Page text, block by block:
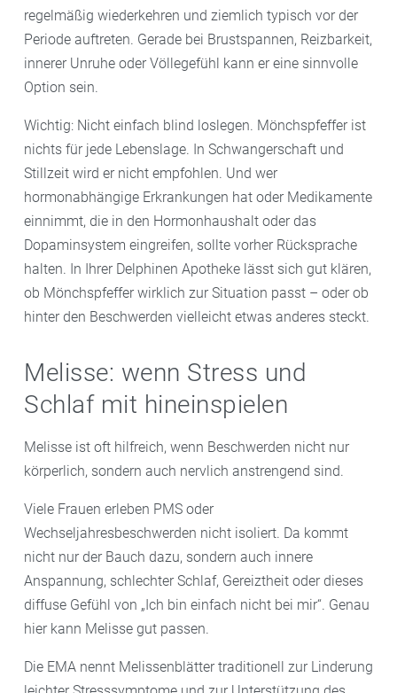
regelmäßig wiederkehren und ziemlich typisch vor der
Periode auftreten. Gerade bei Brustspannen, Reizbarkeit,
innerer Unruhe oder Völlegefühl kann er eine sinnvolle
Option sein.
Wichtig: Nicht einfach blind loslegen. Mönchspfeffer ist
nichts für jede Lebenslage. In Schwangerschaft und
Stillzeit wird er nicht empfohlen. Und wer
hormonabhängige Erkrankungen hat oder Medikamente
einnimmt, die in den Hormonhaushalt oder das
Dopaminsystem eingreifen, sollte vorher Rücksprache
halten. In Ihrer Delphinen Apotheke lässt sich gut klären,
ob Mönchspfeffer wirklich zur Situation passt – oder ob
hinter den Beschwerden vielleicht etwas anderes steckt.
Melisse: wenn Stress und
Schlaf mit hineinspielen
Melisse ist oft hilfreich, wenn Beschwerden nicht nur
körperlich, sondern auch nervlich anstrengend sind.
Viele Frauen erleben PMS oder
Wechseljahresbeschwerden nicht isoliert. Da kommt
nicht nur der Bauch dazu, sondern auch innere
Anspannung, schlechter Schlaf, Gereiztheit oder dieses
diffuse Gefühl von „Ich bin einfach nicht bei mir“. Genau
hier kann Melisse gut passen.
Die EMA nennt Melissenblätter traditionell zur Linderung